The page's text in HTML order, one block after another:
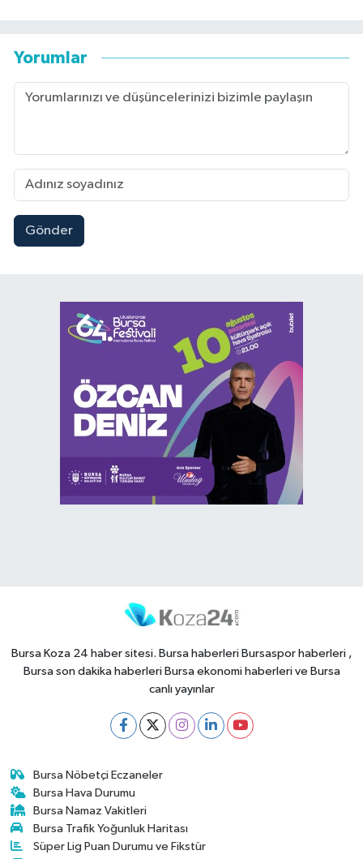
Yorumlar
Gönder
Bursa Koza 24 haber sitesi. Bursa haberleri Bursaspor haberleri ,
Bursa son dakika haberleri Bursa ekonomi haberleri ve Bursa
canlı yayınlar
Bursa Nöbetçi Eczaneler
Bursa Hava Durumu
Bursa Namaz Vakitleri
Bursa Trafik Yoğunluk Haritası
Süper Lig Puan Durumu ve Fikstür